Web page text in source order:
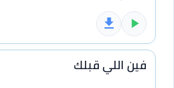
فين اللي قبلك